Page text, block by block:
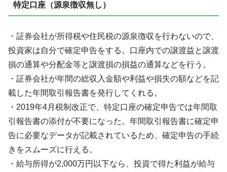
特定口座（源泉徴収無し）
・証券会社が所得税や住民税の源泉徴収を行わないので、
投資家は自分で確定申告をする。口座内での譲渡益と譲渡
損の通算や分配金等と譲渡損の損益の通算などを行う。
・証券会社が年間の総収入金額や利益や損失の額などを記
載した年間取引報告書を発行してくれる。
・2019年4月税制改正で、特定口座の確定申告では年間取
引報告書の添付が不要になった。年間取引報告書に確定申
告に必要なデータが記載されているため、確定申告の手続
きをスムーズに行える。
・給与所得が2,000万円以下なら、投資で得た利益が給与